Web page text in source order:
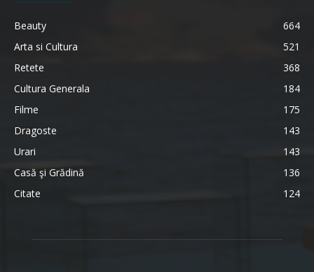
Beauty
664
Arta si Cultura
521
Retete
368
Cultura Generala
184
Filme
175
Dragoste
143
Urari
143
Casă şi Grădină
136
Citate
124